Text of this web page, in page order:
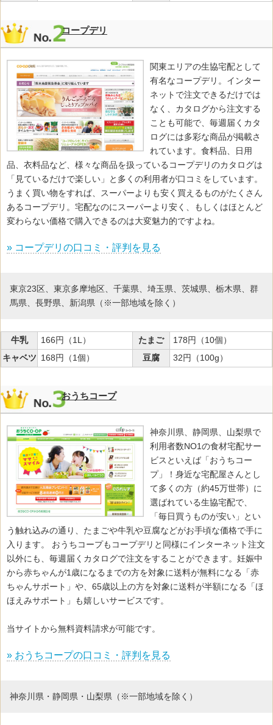
コープデリ
関東エリアの生協宅配として
有名なコープデリ。インター
ネットで注文できるだけでは
なく、カタログから注文する
ことも可能で、毎週届くカタ
ログには多彩な商品が掲載さ
れています。食料品、日用
品、衣料品など、様々な商品を扱っているコープデリのカタログは
「見ているだけで楽しい」と多くの利用者が口コミをしています。
うまく買い物をすれば、スーパーよりも安く買えるものがたくさん
あるコープデリ。宅配なのにスーパーより安く、もしくはほとんど
変わらない価格で購入できるのは大変魅力的ですよね。
» コープデリの口コミ・評判を見る
東京23区、東京多摩地区、千葉県、埼玉県、茨城県、栃木県、群
馬県、長野県、新潟県（※一部地域を除く）
牛乳 166円（1L） たまご
178円（10個）
キャベツ 168円（1個） 豆腐 32円（100g）
おうちコープ
神奈川県、静岡県、山梨県で
利用者数NO1の食材宅配サー
ビスといえば「おうちコー
プ」！身近な宅配屋さんとし
て多くの方（約45万世帯）に
選ばれている生協宅配で、
「毎日買うものが安い」とい
う触れ込みの通り、たまごや牛乳や豆腐などがお手頃な価格で手に
入ります。 おうちコープもコープデリと同様にインターネット注文
以外にも、毎週届くカタログで注文をすることができます。妊娠中
から赤ちゃんが1歳になるまでの方を対象に送料が無料になる「赤
ちゃんサポート」や、65歳以上の方を対象に送料が半額になる「ほ
ほえみサポート」も嬉しいサービスです。
当サイトから無料資料請求が可能です。
» おうちコープの口コミ・評判を見る
神奈川県・静岡県・山梨県（※一部地域を除く）